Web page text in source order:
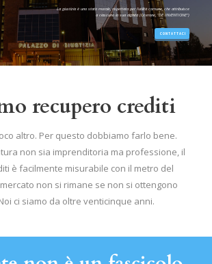
La giustizia è uno stato morale, rispettata per l'utilità comune, che attribuisce
a ciascuno la sua dignità (Cicerone, "DE INVENTIONE")
CONTATTACI
recupero crediti
altro. Per questo dobbiamo farlo bene.
non sia imprenditoria ma professione, il
è facilmente misurabile con il metro del
non si rimane se non si ottengono
ci siamo da oltre venticinque anni.